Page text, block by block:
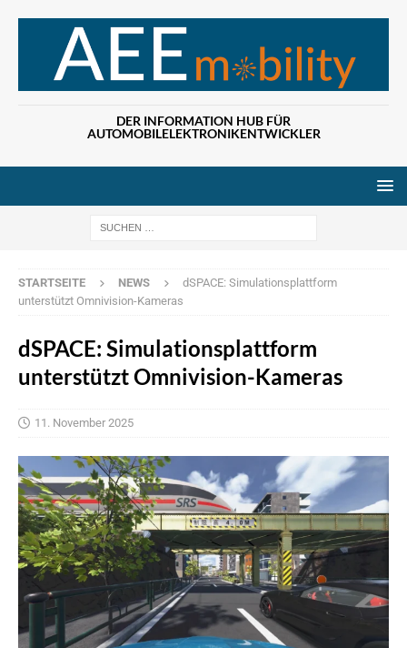
DER INFORMATION HUB FÜR
AUTOMOBILELEKTRONIKENTWICKLER
STARTSEITE NEWS
dSPACE: Simulationsplattform
unterstützt Omnivision-Kameras
dSPACE: Simulationsplattform
unterstützt Omnivision-Kameras
11. November 2025